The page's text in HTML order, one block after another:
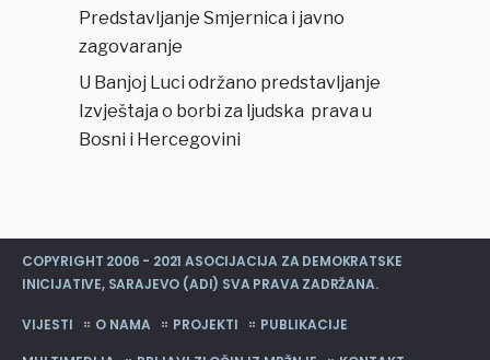
Predstavljanje Smjernica i javno
zagovaranje
U Banjoj Luci održano predstavljanje
Izvještaja o borbi za ljudska prava u
Bosni i Hercegovini
COPYRIGHT 2006 - 2021 ASOCIJACIJA ZA DEMOKRATSKE
INICIJATIVE, SARAJEVO (ADI) SVA PRAVA ZADRŽANA.
VIJESTI O NAMA PROJEKTI
PUBLIKACIJE